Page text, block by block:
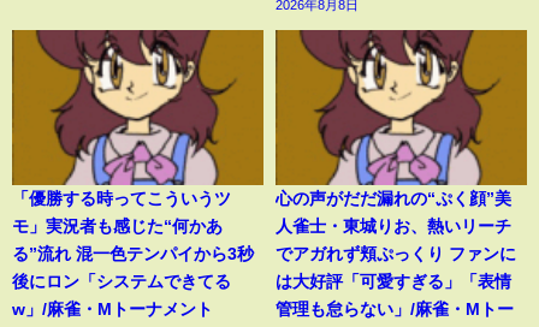
2026年8月8日
「優勝する時ってこういうツ
モ」実況者も感じた“何かあ
る”流れ 混一色テンパイから3秒
後にロン「システムできてる
w」/麻雀・Mトーナメント
心の声がだだ漏れの“ぷく顔”美
人雀士・東城りお、熱いリーチ
でアガれず頬ぷっくり ファンに
は大好評「可愛すぎる」「表情
管理も怠らない」/麻雀・Mトー